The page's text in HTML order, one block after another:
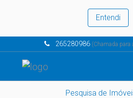
Entendi
265280986(Chamada para
Pesquisa de